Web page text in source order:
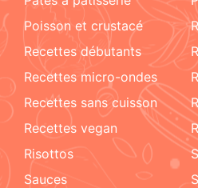
poisson et crustacé
recettes débutants
recettes micro-ondes
recettes sans cuisson
recettes vegan
risottos
sauces